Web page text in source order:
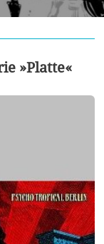
»Platte«